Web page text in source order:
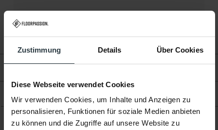
Zustimmung Details Über Cookies
Diese Webseite verwendet Cookies
Wir verwenden Cookies, um Inhalte und Anzeigen zu
personalisieren, Funktionen für soziale Medien anbieten
zu können und die Zugriffe auf unsere Website zu
Produkt
2 Jahre Herstellergarantie
Fußbodenheizung: Geeignet